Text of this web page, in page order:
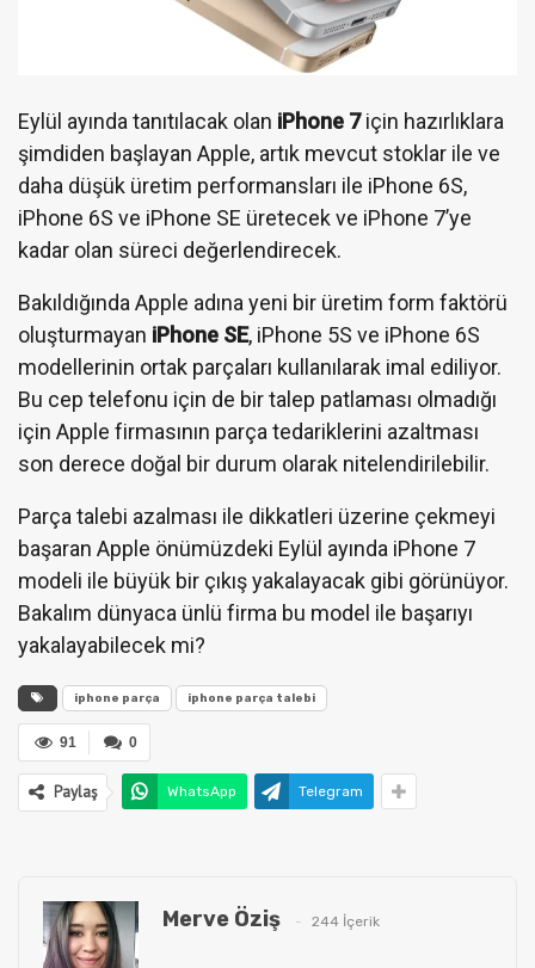
Eylül ayında tanıtılacak olan iPhone 7için hazırlıklara
şimdiden başlayan Apple, artık mevcut stoklar ile ve
daha düşük üretim performansları ile iPhone 6S,
iPhone 6S ve iPhone SE üretecek ve iPhone 7’ye
kadar olan süreci değerlendirecek.
Bakıldığında Apple adına yeni bir üretim form faktörü
oluşturmayan iPhone SE, iPhone 5S ve iPhone 6S
modellerinin ortak parçaları kullanılarak imal ediliyor.
Bu cep telefonu için de bir talep patlaması olmadığı
için Apple firmasının parça tedariklerini azaltması
son derece doğal bir durum olarak nitelendirilebilir.
Parça talebi azalması ile dikkatleri üzerine çekmeyi
başaran Apple önümüzdeki Eylül ayında iPhone 7
modeli ile büyük bir çıkış yakalayacak gibi görünüyor.
Bakalım dünyaca ünlü firma bu model ile başarıyı
yakalayabilecek mi?
iphone parça iphone parça talebi
0
91
Paylaş WhatsApp Telegram
Merve Öziş 244 İçerik